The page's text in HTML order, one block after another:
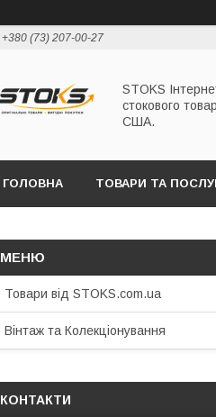
+380 (73) 207-00-27
STOKS
стокового
США.
ГОЛОВНА ТОВАРИ ТА
Товари від STOKS.com.ua
Вінтаж та Колекціонування
КОНТАКТИ